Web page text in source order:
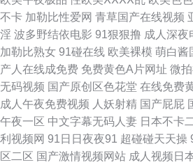
美初夜 欧美国际黄色 色色一本道 午夜久草 51
免费97 欧美外网 少妇下面黑森林 综合色色丁
自拍网 精东无码成人影业 深夜福利网站AV 在
片网站免费 极品午夜AV 欧美人韩 色一本道
AV资源网 精品欧美成人 欧美无毒在线 无码午
不卡 加勒比性爱网 青草国产在线视频
淫 波多野结依电影 91狠狠撸 成人深夜
加勒比熟女 91碰在线 欧美裸模 萌白酱
产人在线成免费 免费黄色A片网址 微
无码视频 国产原创区色花堂 在线免费
成人午夜免费视频 人妖射精 国产屁屁
午夜一区 中文字幕无码人妻 日本不卡
利视频网 91日日夜夜91 超碰碰天天操
区二区 国产激情视频网站 成人视频日